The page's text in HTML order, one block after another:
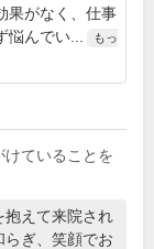
果がなく、仕事
悩んでい...
もっ
けていることを
抱えて来院され
らぎ、笑顔でお